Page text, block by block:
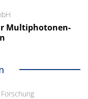
Multiphotonen-
Forschung